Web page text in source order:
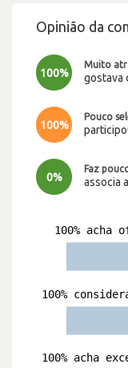
Opinião da
100%
Muito
gostava
100%
Pouco
0%
Faz
associa